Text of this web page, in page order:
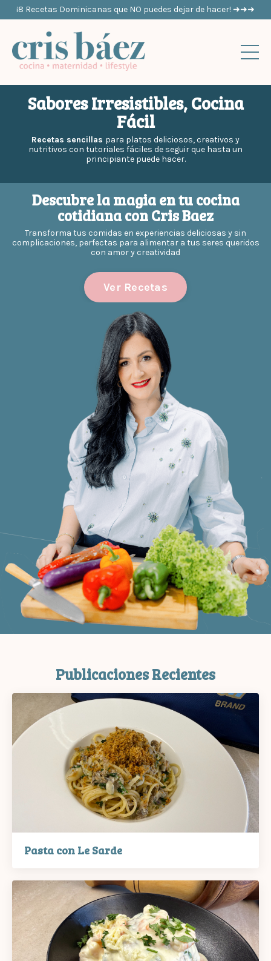
¡8 Recetas Dominicanas que NO puedes dejar de hacer! ➜➜➜
Sabores Irresistibles, Cocina
Fácil
Recetas sencillas para platos deliciosos, creativos y
nutritivos con tutoriales fáciles de seguir que hasta un
principiante puede hacer.
Descubre la magia en tu cocina
cotidiana con Cris Baez
Transforma tus comidas en experiencias deliciosas y sin
complicaciones, perfectas para alimentar a tus seres queridos
con amor y creatividad
Ver Recetas
Publicaciones Recientes
Pasta con Le Sarde